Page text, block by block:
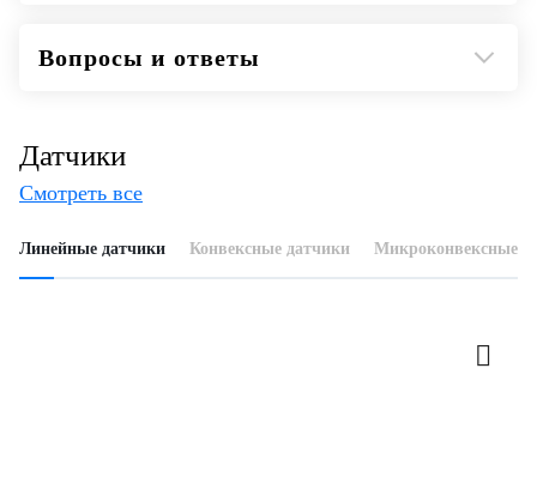
Вопросы и ответы
Датчики
Смотреть все
Линейные датчики Конвексные датчики Микроконвексные